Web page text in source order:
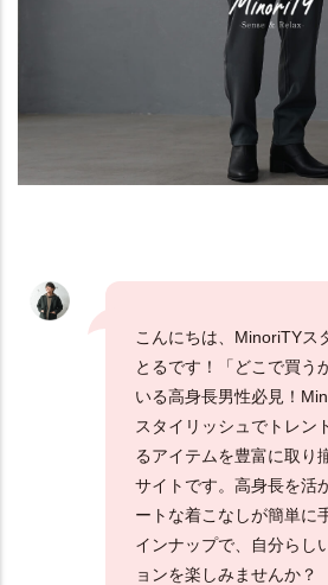
こんにちは、MinoriTYス
とるです！「どこで買う
いる高身長男性必見！
スタイリッシュでトレン
るアイテムを豊富に取り
サイトです。高身長を活
ートな着こなしが簡単に
インナップで、自分らし
ョンを楽しみませんか？